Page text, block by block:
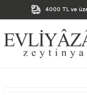
4000 TL ve